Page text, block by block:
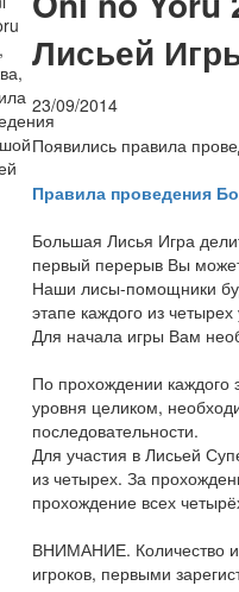
Лисьей
23/09/2014
Появились правила
Правила проведения
Большая Лисья Игра
первый перерыв Вы
Наши лисы-помощники
этапе каждого из
Для начала игры Вам
По прохождении каждого
уровня целиком,
последовательности.
Для участия в Лисьей
из четырех. За
прохождение всех
ВНИМАНИЕ. Количество
игроков, первыми